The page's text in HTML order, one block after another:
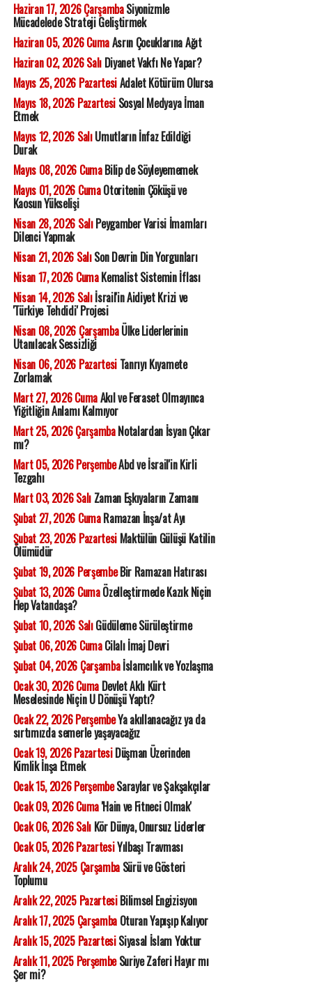
Haziran 17, 2026 ÇarşambaSiyonizmle
Mücadelede Strateji Geliştirmek
Haziran 05, 2026 CumaAsrın Çocuklarına Ağıt
Haziran 02, 2026 SalıDiyanet Vakfı Ne Yapar?
Mayıs 25, 2026 PazartesiAdalet Kötürüm Olursa
Mayıs 18, 2026 PazartesiSosyal Medyaya İman
Etmek
Mayıs 12, 2026 SalıUmutların İnfaz Edildiği
Durak
Mayıs 08, 2026 CumaBilip de Söyleyememek
Mayıs 01, 2026 CumaOtoritenin Çöküşü ve
Kaosun Yükselişi
Nisan 28, 2026 SalıPeygamber Varisi İmamları
Dilenci Yapmak
Nisan 21, 2026 SalıSon Devrin Din Yorgunları
Nisan 17, 2026 CumaKemalist Sistemin İflası
Nisan 14, 2026 Salıİsrail'in Aidiyet Krizi ve
'Türkiye Tehdidi' Projesi
Nisan 08, 2026 ÇarşambaÜlke Liderlerinin
Utanılacak Sessizliği
Nisan 06, 2026 PazartesiTanrıyı Kıyamete
Zorlamak
Mart 27, 2026 CumaAkıl ve Feraset Olmayınca
Yiğitliğin Anlamı Kalmıyor
Mart 25, 2026 ÇarşambaNotalardan İsyan Çıkar
mı?
Mart 05, 2026 PerşembeAbd ve İsrail'in Kirli
Tezgahı
Mart 03, 2026 SalıZaman Eşkıyaların Zamanı
Şubat 27, 2026 CumaRamazan İnşa/at Ayı
Şubat 23, 2026 PazartesiMaktülün Gülüşü Katilin
Ölümüdür
Şubat 19, 2026 PerşembeBir Ramazan Hatırası
Şubat 13, 2026 CumaÖzelleştirmede Kazık Niçin
Hep Vatandaşa?
Şubat 10, 2026 SalıGüdüleme Sürüleştirme
Şubat 06, 2026 CumaCilalı İmaj Devri
Şubat 04, 2026 Çarşambaİslamcılık ve Yozlaşma
Ocak 30, 2026 CumaDevlet Aklı Kürt
Meselesinde Niçin U Dönüşü Yaptı?
Ocak 22, 2026 PerşembeYa akıllanacağız ya da
sırtımızda semerle yaşayacağız
Ocak 19, 2026 PazartesiDüşman Üzerinden
Kimlik İnşa Etmek
Ocak 15, 2026 PerşembeSaraylar ve Şakşakçılar
Ocak 09, 2026 Cuma'Hain ve Fitneci Olmak'
Ocak 06, 2026 SalıKör Dünya, Onursuz Liderler
Ocak 05, 2026 PazartesiYılbaşı Travması
Aralık 24, 2025 ÇarşambaSürü ve Gösteri
Toplumu
Aralık 22, 2025 PazartesiBilimsel Engizisyon
Aralık 17, 2025 ÇarşambaOturan Yapışıp Kalıyor
Aralık 15, 2025 PazartesiSiyasal İslam Yoktur
Aralık 11, 2025 PerşembeSuriye Zaferi Hayır mı
Şer mi?